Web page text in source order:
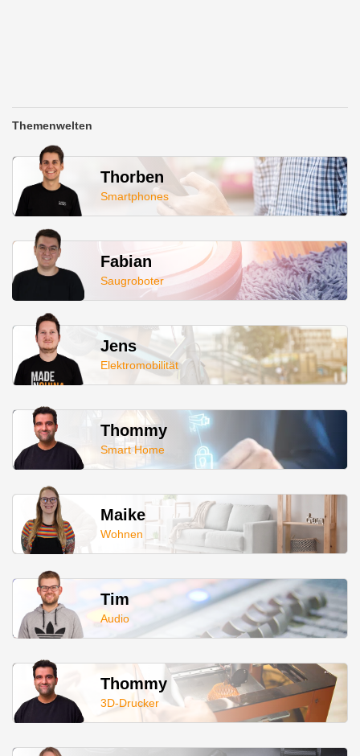
Themenwelten
Thorben
Smartphones
Fabian
Saugroboter
Jens
Elektromobilität
Thommy
Smart Home
Maike
Wohnen
Tim
Audio
Thommy
3D-Drucker